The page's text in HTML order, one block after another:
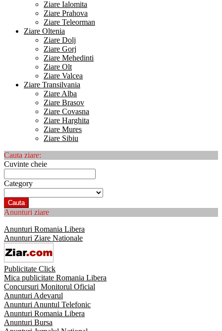
Ziare Ialomita
Ziare Prahova
Ziare Teleorman
Ziare Oltenia
Ziare Dolj
Ziare Gorj
Ziare Mehedinti
Ziare Olt
Ziare Valcea
Ziare Transilvania
Ziare Alba
Ziare Brasov
Ziare Covasna
Ziare Harghita
Ziare Mures
Ziare Sibiu
Cauta ziare:
Cuvinte cheie
Category
Cauta
Anunturi ziare
Anunturi Romania Libera
Anunturi Ziare Nationale
Publicitate Click
Mica publicitate Romania Libera
Concursuri Monitorul Oficial
Anunturi Adevarul
Anunturi Anuntul Telefonic
Anunturi Romania Libera
Anunturi Bursa